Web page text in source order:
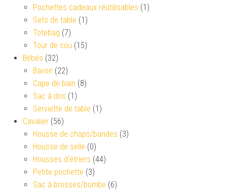
Pochettes cadeaux réutilisables (1)
Sets de table (1)
Totebag (7)
Tour de cou (15)
Bébés (32)
Bavoir (22)
Cape de bain (8)
Sac à dos (1)
Serviette de table (1)
Cavalier (56)
Housse de chaps/bandes (3)
Housse de selle (0)
Housses d’étriers (44)
Petite pochette (3)
Sac à brosses/bombe (6)